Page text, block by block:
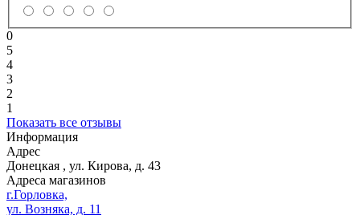
0
5
4
3
2
1
Показать все отзывы
Информация
Адрес
Донецкая , ул. Кирова, д. 43
Адреса магазинов
г.Горловка,
ул. Возняка, д. 11